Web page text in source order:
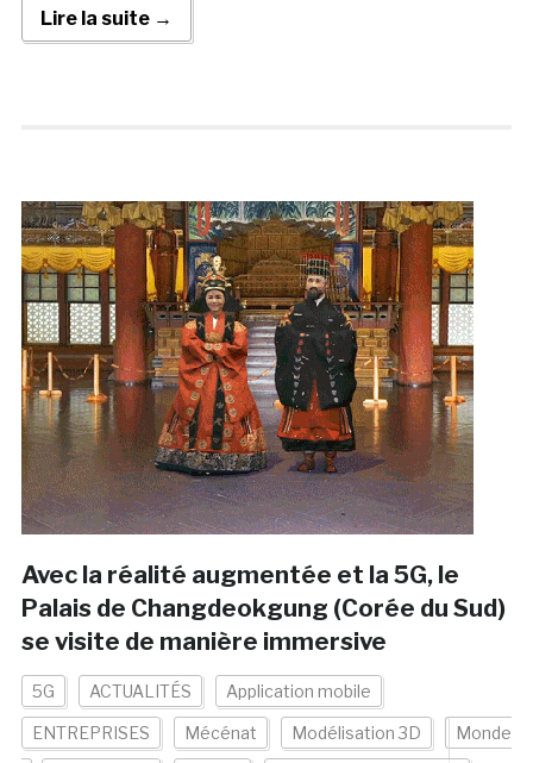
Lire la suite →
Avec la réalité augmentée et la 5G, le
Palais de Changdeokgung (Corée du Sud)
se visite de manière immersive
5G ACTUALITÉS Application mobile
ENTREPRISES Mécénat Modélisation 3D Monde